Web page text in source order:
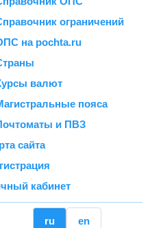
ограничений
на pochta.ru
валют
пояса
и ПВЗ
сайта
кабинет
ru en